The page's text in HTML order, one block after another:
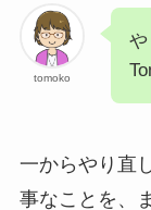
tomoko
一からやり直
事なことを、